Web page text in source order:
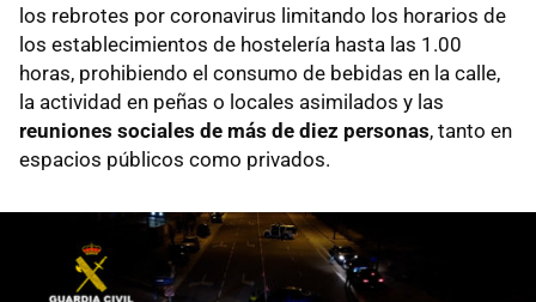
los rebrotes por coronavirus limitando los horarios de
los establecimientos de hostelería hasta las 1.00
horas, prohibiendo el consumo de bebidas en la calle,
la actividad en peñas o locales asimilados y las
reuniones sociales de más de diez personas, tanto en
espacios públicos como privados.